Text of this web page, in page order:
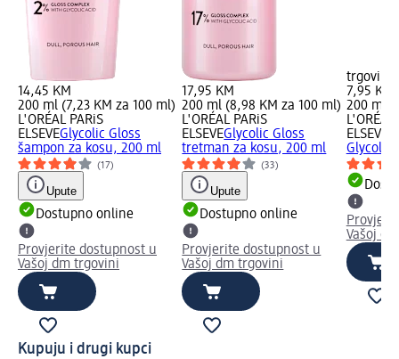
14,45 KM
200 ml (7,23 KM za 100 ml)
L'ORÉAL PARiS
ELSEVEGlycolic Gloss
šampon za kosu, 200 ml
(17)
Upute
Dostupno online
Provjerite dostupnost u
Vašoj dm trgovini
17,95 KM
200 ml (8,98 KM za 100 ml)
L'ORÉAL PARiS
ELSEVEGlycolic Gloss
tretman za kosu, 200 ml
(33)
Upute
Dostupno online
Provjerite dostupnost u
Vašoj dm trgovini
trgovini
7,95 KM
200 ml
L'ORÉAL
ELSEVE
Glycolic
Vašoj
Kupuju i drugi kupci